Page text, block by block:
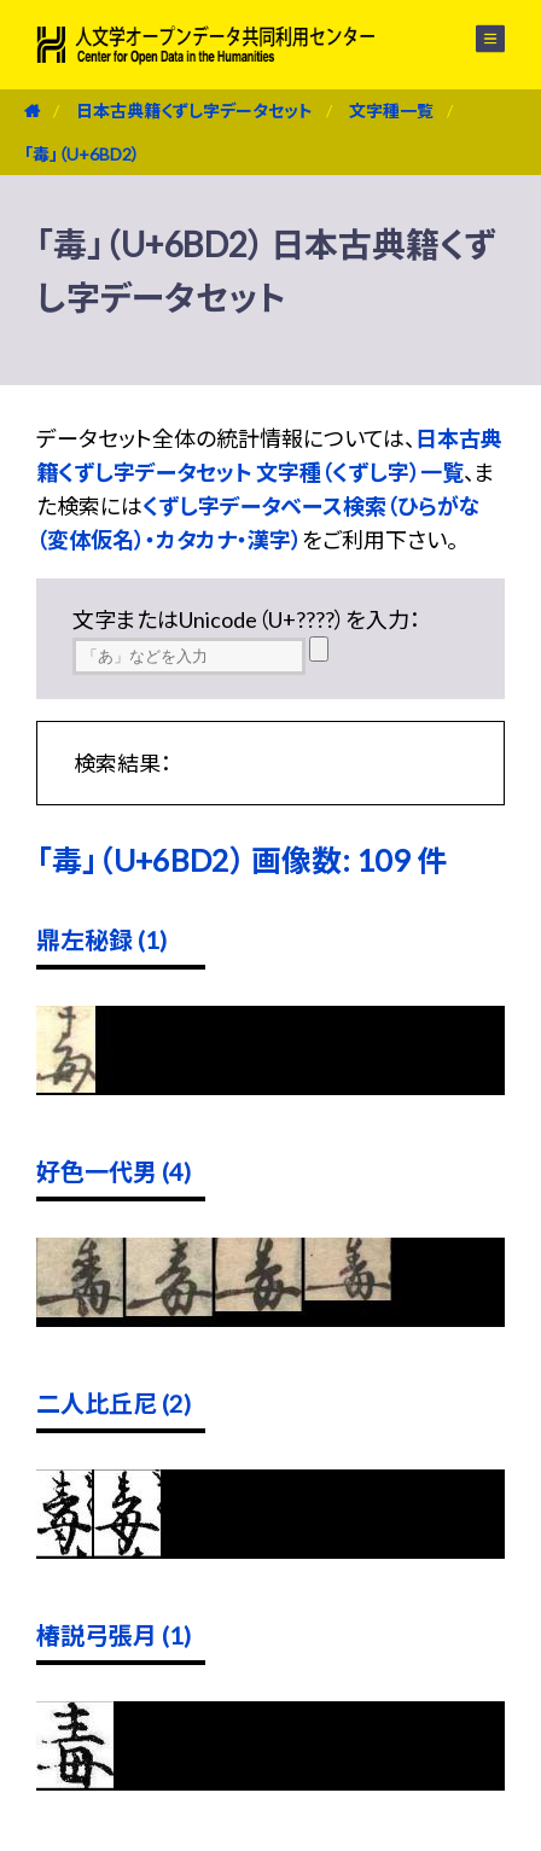
日本古典籍くずし字データセット 文字種一覧
「毒」（U+6BD2）
「毒」（U+6BD2） 日本古典籍くず
し字データセット
データセット全体の統計情報については、 日本古典
籍くずし字データセット 文字種（くずし字）一覧、ま
た検索にはくずし字データベース検索（ひらがな
（変体仮名）・カタカナ・漢字） をご利用下さい。
文字またはUnicode（U+????）を入力：
検索結果：
「毒」（U+6BD2） 画像数: 109 件
鼎左秘録 (1)
好色一代男 (4)
二人比丘尼 (2)
椿説弓張月 (1)